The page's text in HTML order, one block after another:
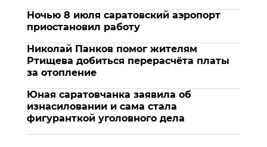
Ночью 8 июля саратовский аэропорт
приостановил работу
Николай Панков помог жителям
Ртищева добиться перерасчёта платы
за отопление
Юная саратовчанка заявила об
изнасиловании и сама стала
фигуранткой уголовного дела